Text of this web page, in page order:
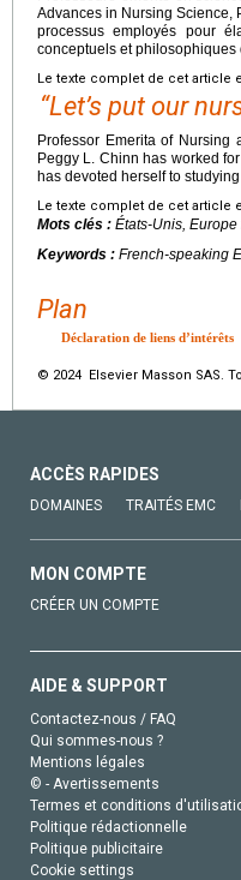
Advances in Nursing Science,
processus employés pour
conceptuels et
Le texte complet de cet article
“Let’s put our
Professor Emerita of Nursing
Peggy L. Chinn has worked
has devoted herself to
Le texte complet de cet article
Mots clés : États-Unis,
Keywords : French-speaking
Plan
Déclaration de liens d’intérêts
© 2024 Elsevier Masson SAS.
ACCÈS RAPIDES
DOMAINES TRAITÉS EMC
MON COMPTE
CRÉER UN COMPTE
AIDE & SUPPORT
Contactez-nous / FAQ
Qui sommes-nous ?
Mentions légales
© - Avertissements
Termes et conditions
Politique rédactionnelle
Politique publicitaire
Cookie settings